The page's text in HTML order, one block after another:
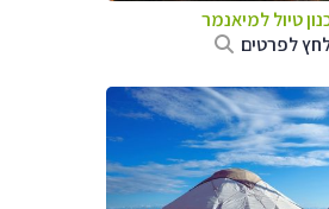
טיוללמיאנמר
לפרטים